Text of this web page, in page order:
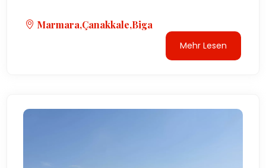
Marmara,Çanakkale,Biga
Mehr Lesen